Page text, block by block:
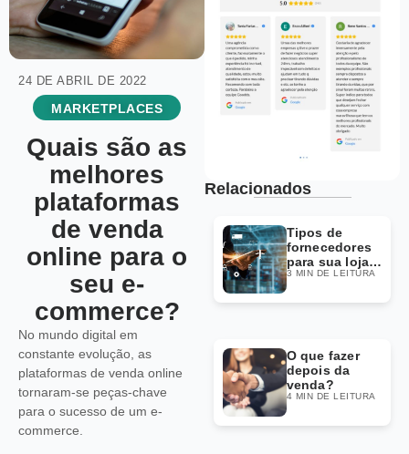
24 DE ABRIL DE 2022
MARKETPLACES
Quais são as
melhores
plataformas
de venda
online para o
seu e-
commerce?
No mundo digital em
constante evolução, as
plataformas de venda online
tornaram-se peças-chave
para o sucesso de um e-
commerce.
Relacionados
Tipos de
fornecedores
para sua loja
Dropshipping
3 MIN DE LEITURA
O que fazer
depois da
venda?
4 MIN DE LEITURA